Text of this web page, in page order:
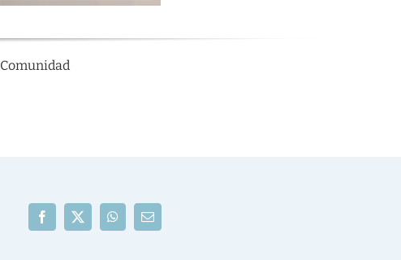
Comunidad
Facebook
X WhatsAppCorreo